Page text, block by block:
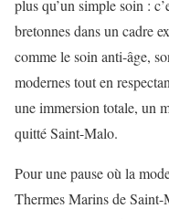
plus qu’un simple soin :
bretonnes dans un cadre
comme le soin anti-âge,
modernes tout en
une immersion totale, un
quitté Saint-Malo.
Pour une pause où la
Thermes Marins de